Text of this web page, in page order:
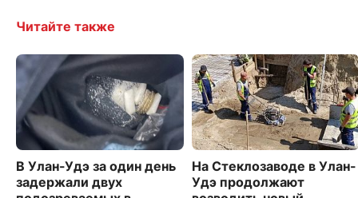
Читайте также
В Улан-Удэ за один день
задержали двух
На Стеклозаводе в Улан-
Удэ продолжают